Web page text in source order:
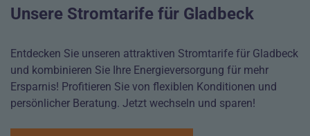
Unsere Stromtarife für Gladbeck
Entdecken Sie unseren attraktiven Stromtarife für Gladbeck
und kombinieren Sie Ihre Energieversorgung für mehr
Ersparnis! Profitieren Sie von flexiblen Konditionen und
persönlicher Beratung. Jetzt wechseln und sparen!